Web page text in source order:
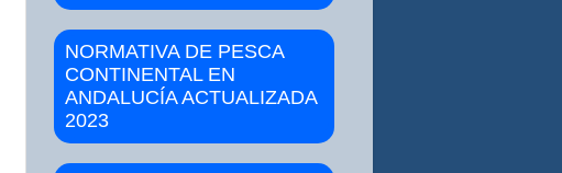
NORMATIVA DE PESCA
CONTINENTAL EN
ANDALUCÍA ACTUALIZADA
2023